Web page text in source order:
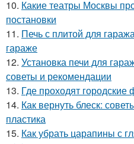
10. Какие театры Москвы
постановки
11. Печь с плитой для
гараже
12. Установка печи для
советы и рекомендации
13. Где проходят городские
14. Как вернуть блеск:
пластика
15. Как убрать царапины с